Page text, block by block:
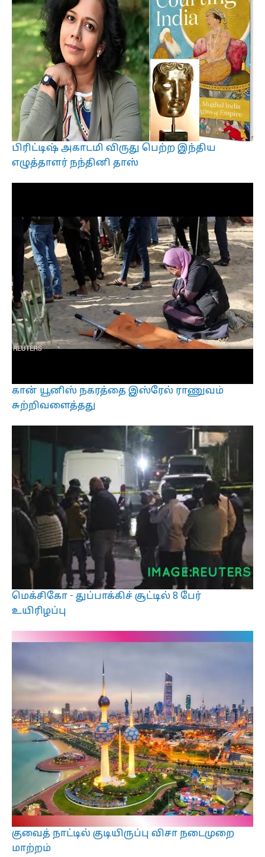
பிரிட்டிஷ் அகாடமி விருது பெற்ற இந்திய
எழுத்தாளர் நந்தினி தாஸ்
கான் யூனிஸ் நகரத்தை இஸ்ரேல் ராணுவம்
சுற்றிவளைத்தது
மெக்சிகோ - துப்பாக்கிச் சூட்டில் 8 பேர்
உயிரிழப்பு
குவைத் நாட்டில் குடியிருப்பு விசா நடைமுறை
மாற்றம்